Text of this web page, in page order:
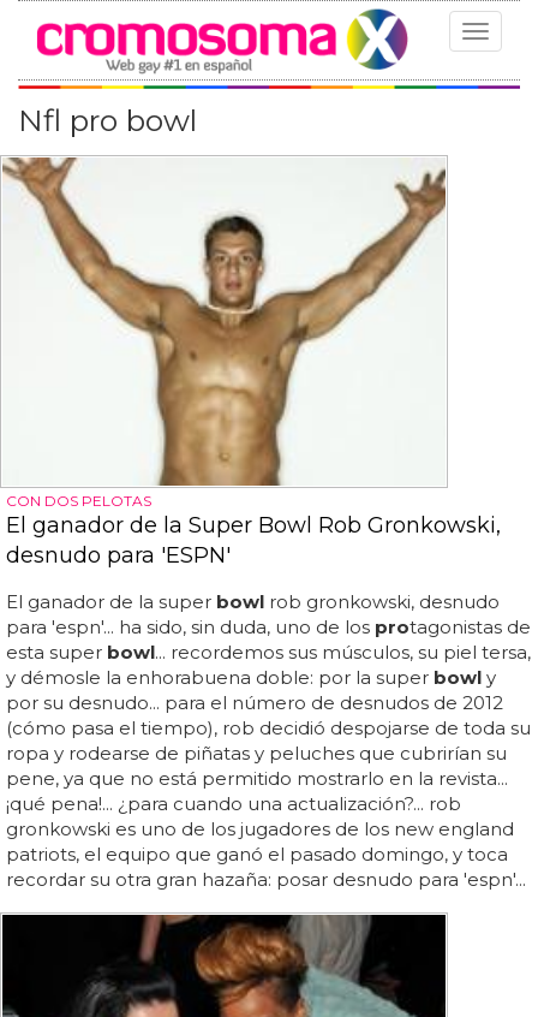
Toggle
Nfl pro bowl
CON DOS PELOTAS
El ganador de la Super Bowl Rob Gronkowski,
desnudo para 'ESPN'
El ganador de la super bowl rob gronkowski, desnudo
para 'espn'... ha sido, sin duda, uno de los protagonistas de
esta super bowl... recordemos sus músculos, su piel tersa,
y démosle la enhorabuena doble: por la super bowl y
por su desnudo... para el número de desnudos de 2012
(cómo pasa el tiempo), rob decidió despojarse de toda su
ropa y rodearse de piñatas y peluches que cubrirían su
pene, ya que no está permitido mostrarlo en la revista...
¡qué pena!... ¿para cuando una actualización?... rob
gronkowski es uno de los jugadores de los new england
patriots, el equipo que ganó el pasado domingo, y toca
recordar su otra gran hazaña: posar desnudo para 'espn'...